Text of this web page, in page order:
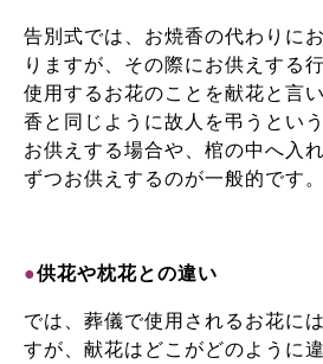
告別式では、お焼香の代わりに
りますが、その際にお供えする
使用するお花のことを献花と言
香と同じように故人を弔うとい
お供えする場合や、棺の中へ入
ずつお供えするのが一般的です。
●供花や枕花との違い
では、葬儀で使用されるお花に
すが、献花はどこがどのように